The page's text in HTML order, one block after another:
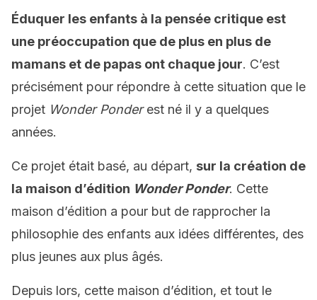
Éduquer les enfants à la pensée critique est
une préoccupation que de plus en plus de
mamans et de papas ont chaque jour. C’est
précisément pour répondre à cette situation que le
projet Wonder Ponderest né il y a quelques
années.
Ce projet était basé, au départ, sur la création de
la maison d’édition Wonder Ponder. Cette
maison d’édition a pour but de rapprocher la
philosophie des enfants aux idées différentes, des
plus jeunes aux plus âgés.
Depuis lors, cette maison d’édition, et tout le